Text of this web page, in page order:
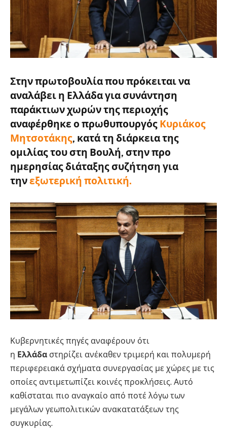
Στην πρωτοβουλία που πρόκειται να
αναλάβει η Ελλάδαγια συνάντηση
παράκτιων χωρών της περιοχής
αναφέρθηκε ο πρωθυπουργός Κυριάκος
Μητσοτάκης, κατά τη διάρκεια της
ομιλίας του στη Βουλή, στην προ
ημερησίας διάταξης συζήτηση για
τηνεξωτερική πολιτική.
Κυβερνητικές πηγές αναφέρουν ότι
η Ελλάδα στηρίζει ανέκαθεν τριμερή και πολυμερή
περιφερειακά σχήματα συνεργασίας με χώρες με τις
οποίες αντιμετωπίζει κοινές προκλήσεις. Αυτό
καθίσταται πιο αναγκαίο από ποτέ λόγω των
μεγάλων γεωπολιτικών ανακατατάξεων της
συγκυρίας.